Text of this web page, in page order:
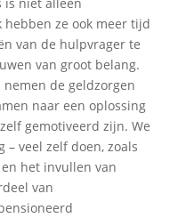
hebben ze ook meer tijd
van de hulpvrager te
van groot belang.
de geldzorgen
naar een oplossing
gemotiveerd zijn. We
– veel zelf doen, zoals
het invullen van
van